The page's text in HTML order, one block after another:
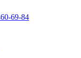
69-84